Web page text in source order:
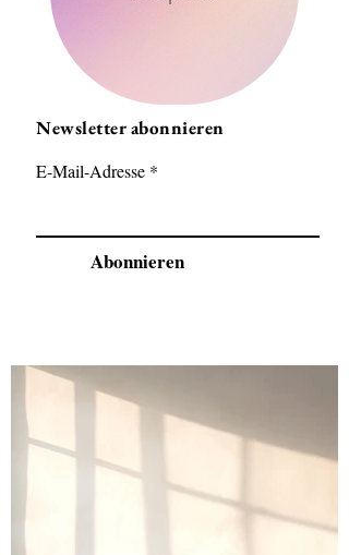
Newsletter abonnieren
E-Mail-Adresse
Abonnieren